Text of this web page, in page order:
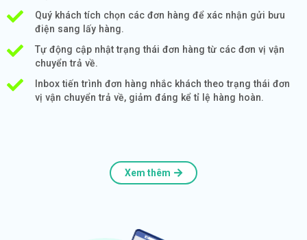
Quý khách tích chọn các đơn hàng để xác nhận gửi bưu
điện sang lấy hàng.
Tự động cập nhật trạng thái đơn hàng từ các đơn vị vận
chuyển trả về.
Inbox tiến trình đơn hàng nhắc khách theo trạng thái đơn
vị vận chuyển trả về, giảm đáng kể tỉ lệ hàng hoàn.
Xem thêm